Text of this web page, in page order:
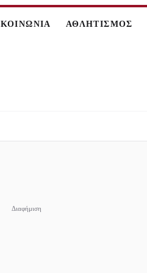
ΚΟΙΝΩΝΙΑ ΑΘΛΗΤΙΣΜΟΣ